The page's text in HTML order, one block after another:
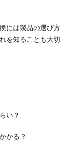
には製品の選び方
を知ることも大切
い？
かる？